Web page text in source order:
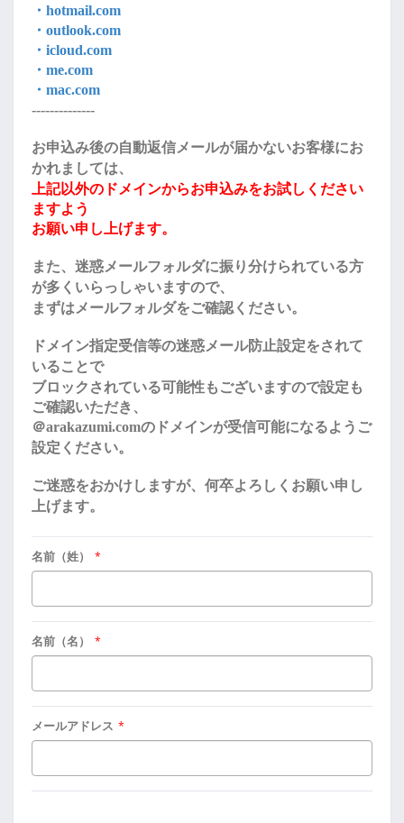
・hotmail.com
・outlook.com
・icloud.com
・me.com
・mac.com
--------------
お申込み後の自動返信メールが届かないお客様にお
かれましては、
上記以外のドメインからお申込みをお試しください
ますよう
お願い申し上げます。
また、迷惑メールフォルダに振り分けられている方
が多くいらっしゃいますので、
まずはメールフォルダをご確認ください。
ドメイン指定受信等の迷惑メール防止設定をされて
いることで
ブロックされている可能性もございますので設定も
ご確認いただき、
＠arakazumi.comのドメインが受信可能になるようご
設定ください。
ご迷惑をおかけしますが、何卒よろしくお願い申し
上げます。
名前（姓） *
名前（名） *
メールアドレス *